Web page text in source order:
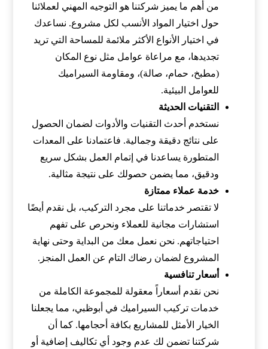
من أهم ما يميز شركتنا هو التوجيه المهني لعملائنا
حول اختيار المواد الأنسب لكل مشروع. نساعدك
في اختيار الأنواع الأكثر ملائمة للمساحة التي تريد
تجديدها، مع مراعاة عوامل مثل نوع المكان
(مطبخ، حمام، صالة)، ومقاومة السيراميك
للعوامل البيئية.
التقنيات الحديثة
نستخدم أحدث التقنيات والأدوات لضمان الحصول
على نتائج دقيقة وجمالية. فاعتمادنا على المعدات
المتطورة يساعدنا في إتمام العمل بشكل سريع
ودقيق، مما يضمن حصولك على نتيجة مثالية.
خدمة عملاء ممتازة
لا تقتصر خدماتنا على مجرد التركيب، بل نقدم أيضًا
استشارات مجانية للعملاء ونحرص على تفهم
احتياجاتهم. نحن نعمل معك من البداية وحتى نهاية
المشروع لضمان رضاك التام عن العمل المنجز.
أسعار تنافسية
نحن نقدم أسعاراً معقولة للمجموعة الكاملة من
خدمات تركيب السيراميك في أبوظبي، مما يجعلنا
الخيار الأمثل للمشاريع بكافة أحجامها. كما أن
شركتنا تضمن لك عدم وجود أي تكاليف إضافية أو